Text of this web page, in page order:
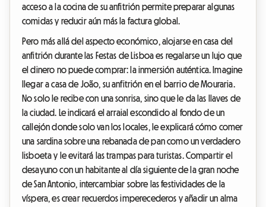
acceso a la cocina de su anfitrión permite preparar algunas
comidas y reducir aún más la factura global.
Pero más allá del aspecto económico, alojarse en casa del
anfitrión durante las Festas de Lisboa es regalarse un lujo que
el dinero no puede comprar: la inmersión auténtica. Imagine
llegar a casa de João, su anfitrión en el barrio de Mouraria.
No solo le recibe con una sonrisa, sino que le da las llaves de
la ciudad. Le indicará el arraial escondido al fondo de un
callejón donde solo van los locales, le explicará cómo comer
una sardina sobre una rebanada de pan como un verdadero
lisboeta y le evitará las trampas para turistas. Compartir el
desayuno con un habitante al día siguiente de la gran noche
de San Antonio, intercambiar sobre las festividades de la
víspera, es crear recuerdos imperecederos y añadir un alma